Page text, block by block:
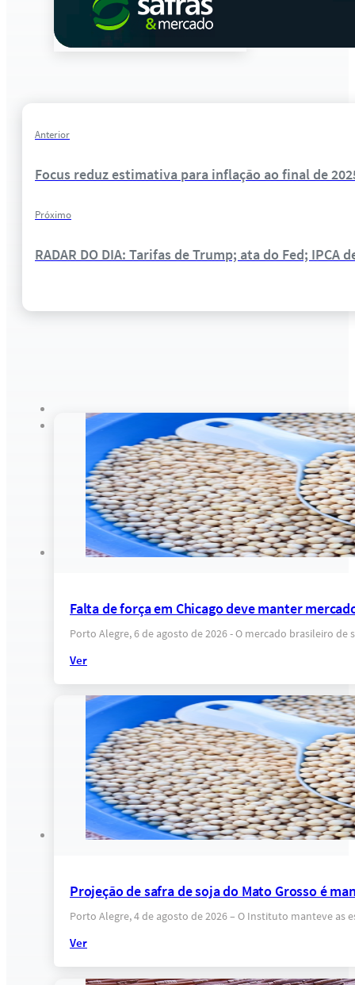
Anterior
Focus reduz estimativa para inflação ao final de
Próximo
RADAR DO DIA: Tarifas de Trump; ata do Fed; IPCA
Falta de força em Chicago deve manter
Porto Alegre, 6 de agosto de 2026 - O mercado brasileiro
Ver
Projeção de safra de soja do Mato Grosso é
Porto Alegre, 4 de agosto de 2026 – O Instituto manteve as
Ver